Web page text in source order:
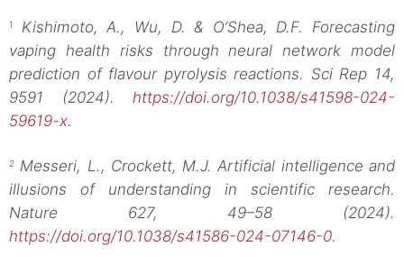
1
Kishimoto, A., Wu, D. & O’Shea, D.F. Forecasting
vaping health risks through neural network model
prediction of flavour pyrolysis reactions. Sci Rep 14,
9591 (2024). https://doi.org/10.1038/s41598-024-
59619-x.
2
Messeri, L., Crockett, M.J. Artificial intelligence and
illusions of understanding in scientific research.
Nature 627, 49–58 (2024).
https://doi.org/10.1038/s41586-024-07146-0.